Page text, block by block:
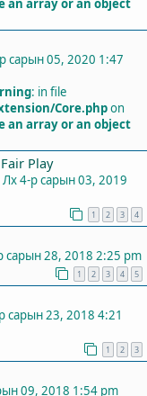
an array or an object
сарын 05, 2020 1:47
: in file
Core.phpon
an array or an object
Play
Лх 4-р сарын 03, 2019
1 2 3 4
сарын 28, 2018 2:25 pm
1 2 3 4 5
сарын 23, 2018 4:21
1 2 3
09, 2018 1:54 pm